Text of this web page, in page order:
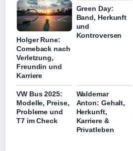
Holger Rune:
Comeback nach
Verletzung,
Freundin und
Karriere
Green Day:
Band, Herkunft
und
Kontroversen
VW Bus 2025:
Modelle, Preise,
Probleme und
T7 im Check
Waldemar
Anton: Gehalt,
Herkunft,
Karriere &
Privatleben